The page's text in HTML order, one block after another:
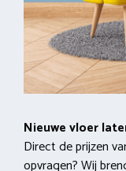
Nieuwe vloer
Direct de prijzen
opvragen? Wij